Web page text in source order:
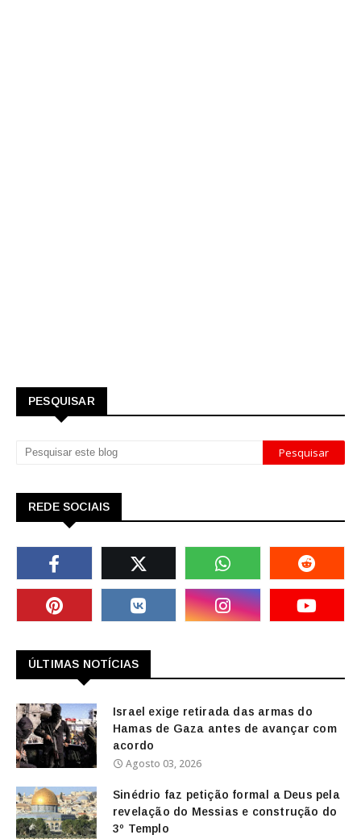
PESQUISAR
REDE SOCIAIS
ÚLTIMAS NOTÍCIAS
Israel exige retirada das armas do
Hamas de Gaza antes de avançar com
acordo
Agosto 03, 2026
Sinédrio faz petição formal a Deus pela
revelação do Messias e construção do
3º Templo